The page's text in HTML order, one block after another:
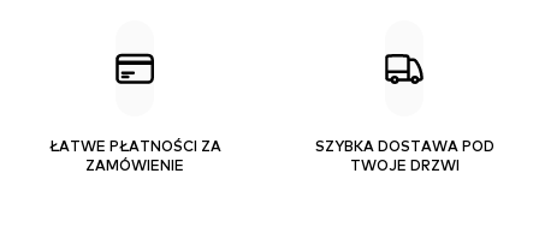
ŁATWE PŁATNOŚCI ZA
ZAMÓWIENIE
SZYBKA DOSTAWA POD
TWOJE DRZWI